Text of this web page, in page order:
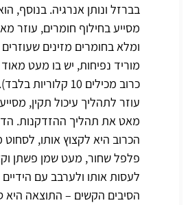
בברזל ונותן אנרגיה. בנוסף,
מסייע בחילוף חומרים, עוזר
ומלא בחומרים מזינים
כרוב מכילים 10
עוזר לתהליך עיכול תקין,
מאט את תהליך ההזדקנות.
הכרוב היא לקצוץ אותו,
פלפל שחור, מעט שמן פשתן
לעסות אותו ולערבב עם
הסיבים הקשים – התוצאה